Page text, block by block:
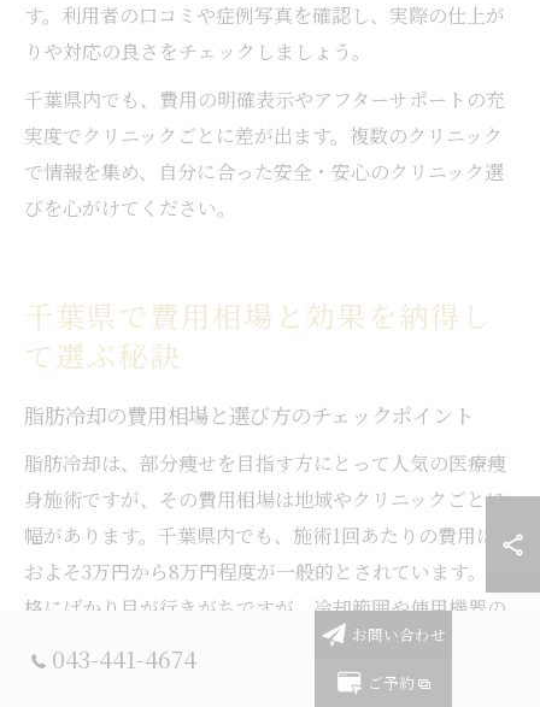
す。利用者の口コミや症例写真を確認し、実際の仕上が
りや対応の良さをチェックしましょう。
千葉県内でも、費用の明確表示やアフターサポートの充
実度でクリニックごとに差が出ます。複数のクリニック
で情報を集め、自分に合った安全・安心のクリニック選
びを心がけてください。
千葉県で費用相場と効果を納得し
て選ぶ秘訣
脂肪冷却の費用相場と選び方のチェックポイント
脂肪冷却は、部分痩せを目指す方にとって人気の医療痩
身施術ですが、その費用相場は地域やクリニックごとに
幅があります。千葉県内でも、施術1回あたりの費用はお
およそ3万円から8万円程度が一般的とされています。価
格にばかり目が行きがちですが、冷却範囲や使用機器の
性能、施術スタッフの経験・資格なども重要な判断材料
043-441-4674
お問い合わせ
ご予約